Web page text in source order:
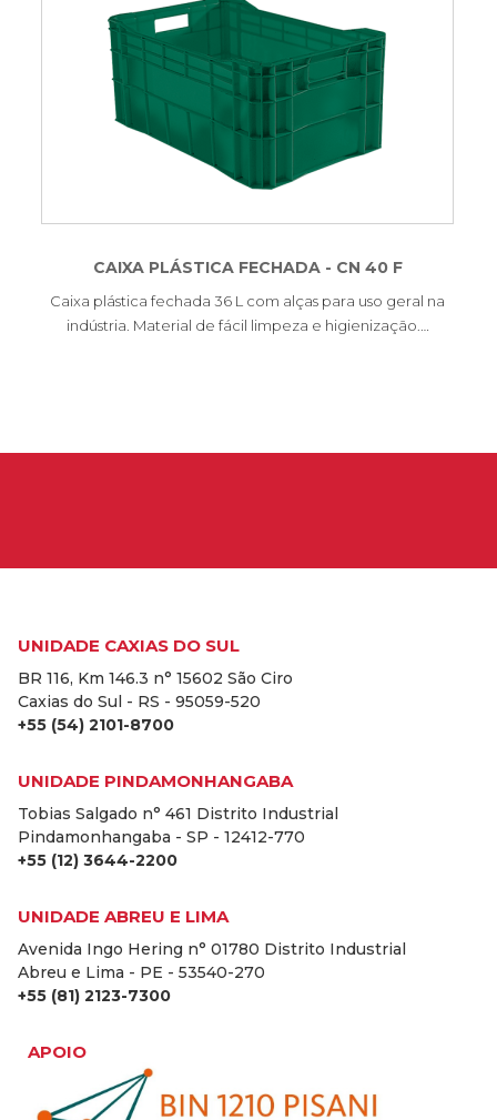
CAIXA PLÁSTICA FECHADA - CN 40 F
Caixa plástica fechada 36 L com alças para uso geral na
indústria. Material de fácil limpeza e higienização.…
UNIDADE CAXIAS DO SUL
BR 116, Km 146.3 n° 15602 São Ciro
Caxias do Sul - RS - 95059-520
+55 (54) 2101-8700
UNIDADE PINDAMONHANGABA
Tobias Salgado n° 461 Distrito Industrial
Pindamonhangaba - SP - 12412-770
+55 (12) 3644-2200
UNIDADE ABREU E LIMA
Avenida Ingo Hering n° 01780 Distrito Industrial
Abreu e Lima - PE - 53540-270
+55 (81) 2123-7300
APOIO